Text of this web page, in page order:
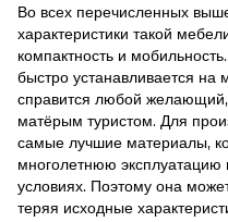
Во всех перечисленных
характеристики такой
компактность и
быстро устанавливается на
справится любой желающий,
матёрым туристом. Для
самые лучшие материалы,
многолетнюю эксплуатацию
условиях. Поэтому она
теряя исходные